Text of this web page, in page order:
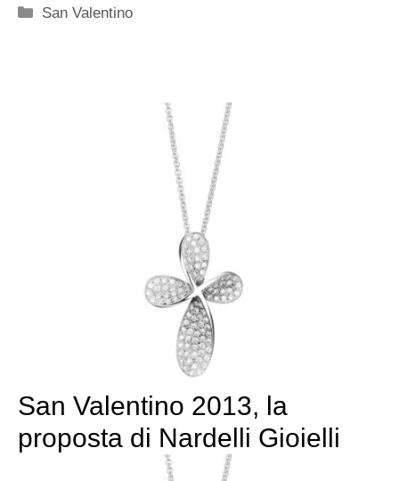
Categorie
San Valentino
San Valentino 2013, la
proposta di Nardelli Gioielli